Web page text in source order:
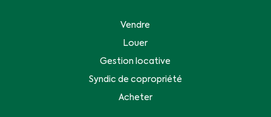
Vendre
Louer
Gestion locative
Syndic de copropriété
Acheter